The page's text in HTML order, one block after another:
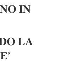
𝐈𝐍
𝐋𝐀